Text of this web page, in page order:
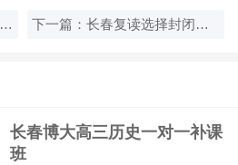
上一篇：长春博大教育封闭式复读，课后辅导与进度跟踪体系 下一篇：长春复读选择封闭式班型，博大教育如何定制个人补习方案？
长春博大高三历史一对一补课
班